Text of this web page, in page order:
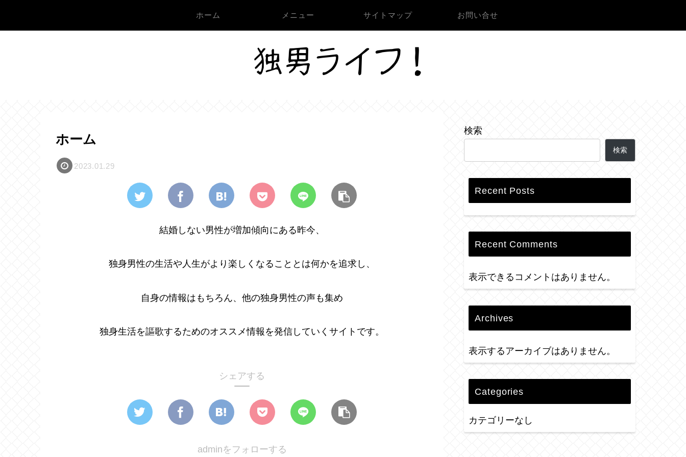
ホーム メニュー サイトマップ お問い合せ
ホーム
2023.01.29
結婚しない男性が増加傾向にある昨今、
独身男性の生活や人生がより楽しくなることとは何かを追求し、
自身の情報はもちろん、他の独身男性の声も集め
独身生活を謳歌するためのオススメ情報を発信していくサイトです。
シェアする
adminをフォローする
検索
検索
Recent Posts
Recent Comments
表示できるコメントはありません。
Archives
表示するアーカイブはありません。
Categories
カテゴリーなし